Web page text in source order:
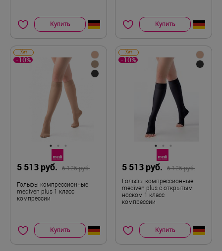
Купить Купить
Хит
-10%
5 513 руб. 6 125 руб.
Гольфы компрессионные
mediven plus 1 класс
компрессии
Купить
Хит
-10%
5 513 руб.
6 125 руб.
Гольфы компрессионные
mediven plus с открытым
носком 1 класс
компрессии
Купить